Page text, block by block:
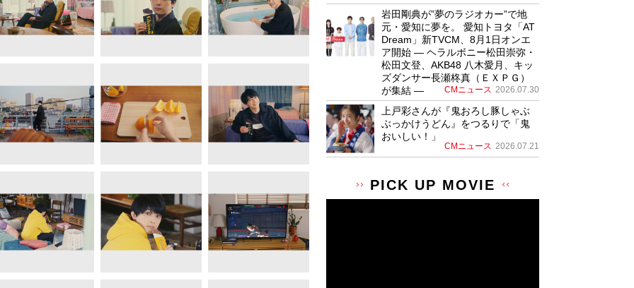
岩田剛典が”夢のラジオカー”で地
元・愛知に夢を。 愛知トヨタ「AT
Dream」新TVCM、8月1日オンエ
ア開始 ― ヘラルボニー松田崇弥・
松田文登、AKB48 八木愛月、キッ
ズダンサー長瀬柊真（ＥＸＰＧ）
が集結 ―
CMニュース 2026.07.30
上戸彩さんが『鬼おろし豚しゃぶ
ぶっかけうどん』をつるりで「鬼
おいしい！」
CMニュース 2026.07.21
PICK UP MOVIE